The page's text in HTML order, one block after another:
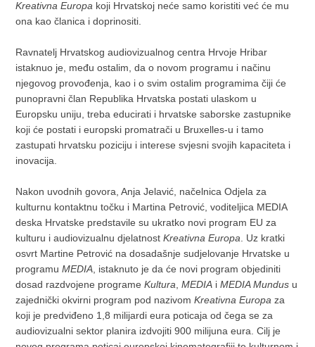
Kreativna Europa koji Hrvatskoj neće samo koristiti već će mu
ona kao članica i doprinositi.
Ravnatelj Hrvatskog audiovizualnog centra Hrvoje Hribar
istaknuo je, među ostalim, da o novom programu i načinu
njegovog provođenja, kao i o svim ostalim programima čiji će
punopravni član Republika Hrvatska postati ulaskom u
Europsku uniju, treba educirati i hrvatske saborske zastupnike
koji će postati i europski promatrači u Bruxelles-u i tamo
zastupati hrvatsku poziciju i interese svjesni svojih kapaciteta i
inovacija.
Nakon uvodnih govora, Anja Jelavić, načelnica Odjela za
kulturnu kontaktnu točku i Martina Petrović, voditeljica MEDIA
deska Hrvatske predstavile su ukratko novi program EU za
kulturu i audiovizualnu djelatnostKreativna Europa . Uz kratki
osvrt Martine Petrović na dosadašnje sudjelovanje Hrvatske u
programuMEDIA , istaknuto je da će novi program objediniti
dosad razdvojene programeKultura ,MEDIA iMEDIA Mundus u
zajednički okvirni program pod nazivomKreativna Europa za
koji je predviđeno 1,8 milijardi eura poticaja od čega se za
audiovizualni sektor planira izdvojiti 900 milijuna eura. Cilj je